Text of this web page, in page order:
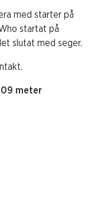
med starter på
startat på
slutat med seger.
meter